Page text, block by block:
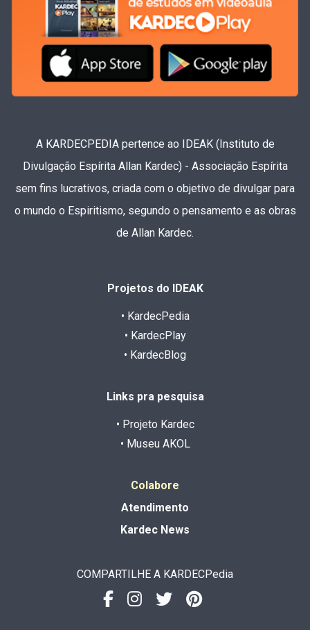
A KARDECPEDIA pertence ao IDEAK (Instituto de
Divulgação Espírita Allan Kardec) - Associação Espírita
sem fins lucrativos, criada com o objetivo de divulgar para
o mundo o Espiritismo, segundo o pensamento e as obras
de Allan Kardec.
Projetos do IDEAK
• KardecPedia
• KardecPlay
• KardecBlog
Links pra pesquisa
• Projeto Kardec
• Museu AKOL
Colabore
Atendimento
Kardec News
COMPARTILHE A KARDECPedia